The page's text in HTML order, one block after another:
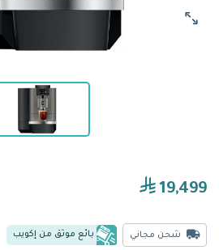
19,499
شحن مجاني بائع موثق من إكويب